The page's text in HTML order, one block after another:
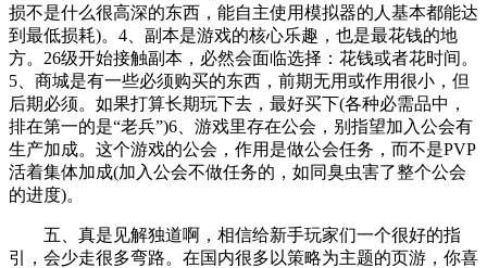
损不是什么很高深的东西，能自主使用模拟器的人基本都能达
到最低损耗)。4、副本是游戏的核心乐趣，也是最花钱的地
方。26级开始接触副本，必然会面临选择：花钱或者花时间。
5、商城是有一些必须购买的东西，前期无用或作用很小，但
后期必须。如果打算长期玩下去，最好买下(各种必需品中，
排在第一的是“老兵”)6、游戏里存在公会，别指望加入公会有
生产加成。这个游戏的公会，作用是做公会任务，而不是PVP
活着集体加成(加入公会不做任务的，如同臭虫害了整个公会
的进度)。
五、真是见解独道啊，相信给新手玩家们一个很好的指
引，会少走很多弯路。在国内很多以策略为主题的页游，你喜